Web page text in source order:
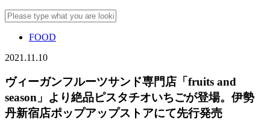
FOOD
2021.11.10
ヴィーガンフルーツサンド専門店「fruits and
season」より絶品ピスタチオいちごが登場。伊勢
丹新宿店ポップアップストアにて先行発売